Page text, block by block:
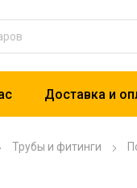
Доставка и
Трубы и фитинги